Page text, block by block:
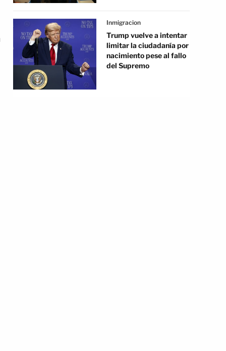
Inmigracion
Trump vuelve a intentar
limitar la ciudadanía por
nacimiento pese al fallo
del Supremo